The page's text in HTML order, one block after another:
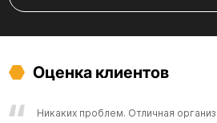
Оценка клиентов
Никаких проблем. Отличная